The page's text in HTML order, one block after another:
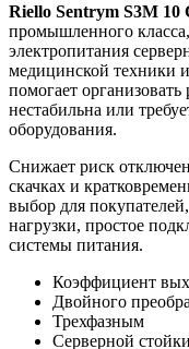
Riello Sentrym S3M 10
промышленного
электропитания
медицинской техники
помогает организовать
нестабильна или
оборудования.
Снижает риск
скачках и
выбор для
нагрузки, простое
системы питания.
Коэффициент
Двойного
Трехфазным
Серверной стойки